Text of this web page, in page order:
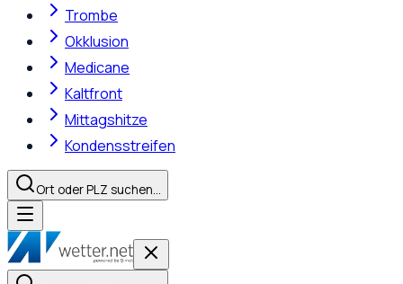
Trombe
Okklusion
Medicane
Kaltfront
Mittagshitze
Kondensstreifen
Ort oder PLZ suchen…